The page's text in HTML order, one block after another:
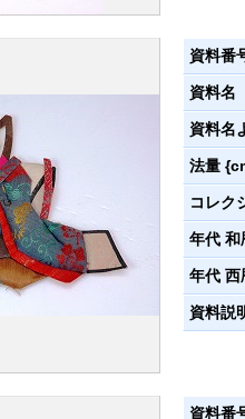
資料番
資料名
資料名
法量
コレク
年代 和
年代 西
資料説
資料番